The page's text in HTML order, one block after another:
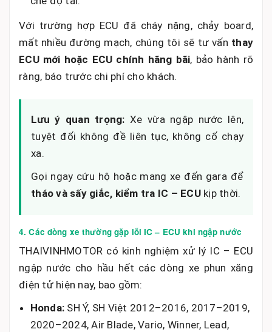
Với trường hợp ECU đã cháy nặng, chảy board,
mất nhiều đường mạch, chúng tôi sẽ tư vấn thay
ECU mới hoặc ECU chính hãng bãi, bảo hành rõ
ràng, báo trước chi phí cho khách.
Lưu ý quan trọng: Xe vừa ngập nước lên,
tuyệt đối không đề liên tục, không cố chạy
xa.
Gọi ngay cứu hộ hoặc mang xe đến gara để
tháo và sấy giắc, kiểm tra IC – ECUkịp thời.
4. Các dòng xe thường gặp lỗi IC – ECU khi ngập nước
THAIVINHMOTOR có kinh nghiệm xử lý IC – ECU
ngập nước cho hầu hết các dòng xe phun xăng
điện tử hiện nay, bao gồm:
Honda: SH Ý, SH Việt 2012–2016, 2017–2019,
2020–2024, Air Blade, Vario, Winner, Lead,